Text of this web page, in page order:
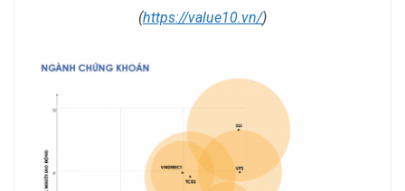
(https://value10.vn/)